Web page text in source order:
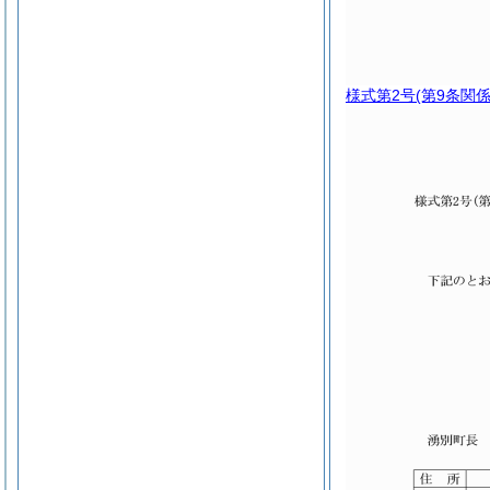
様式第2号(第9条関